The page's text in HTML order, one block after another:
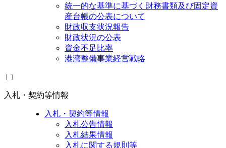
統一的な基準に基づく財務書類及び固定資
産台帳の公表について
財政収支状況報告
財政状況の公表
資金不足比率
港湾整備事業経営戦略
入札・契約等情報
入札・契約等情報
入札公告情報
入札結果情報
入札に関する規則等